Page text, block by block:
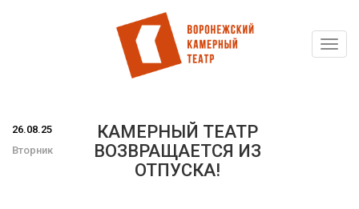
26.08.25
Вторник
КАМЕРНЫЙ ТЕАТР
ВОЗВРАЩАЕТСЯ ИЗ
ОТПУСКА!